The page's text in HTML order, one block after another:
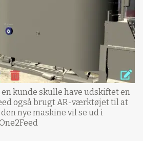
kunde skulle have udskiftet en
også brugt AR-værktøjet til at
nye maskine vil se ud i